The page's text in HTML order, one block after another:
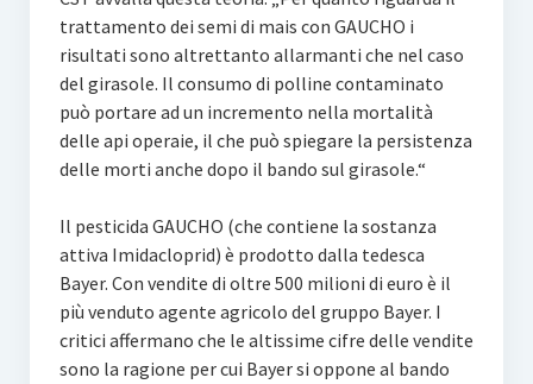
trattamento dei semi di mais con GAUCHO i
risultati sono altrettanto allarmanti che nel caso
del girasole. Il consumo di polline contaminato
può portare ad un incremento nella mortalità
delle api operaie, il che può spiegare la persistenza
delle morti anche dopo il bando sul girasole.“
Il pesticida GAUCHO (che contiene la sostanza
attiva Imidacloprid) è prodotto dalla tedesca
Bayer. Con vendite di oltre 500 milioni di euro è il
più venduto agente agricolo del gruppo Bayer. I
critici affermano che le altissime cifre delle vendite
sono la ragione per cui Bayer si oppone al bando